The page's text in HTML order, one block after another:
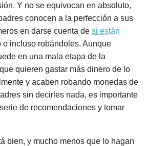
Y no se equivocan en absoluto,
conocen a la perfección a sus
en darse cuenta de si están
o incluso robándoles. Aunque
en una mala etapa de la
quieren gastar más dinero de lo
y acaben robando monedas de
sin decirles nada, es importante
de recomendaciones y tomar
bien, y mucho menos que lo hagan